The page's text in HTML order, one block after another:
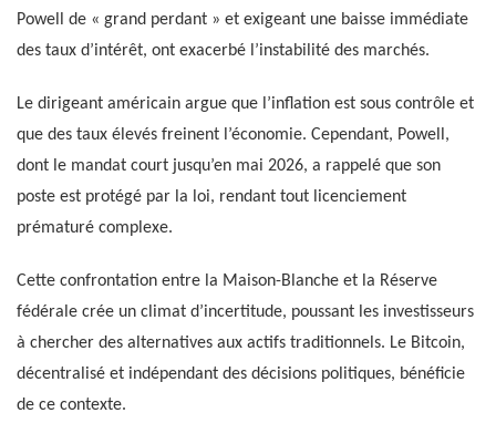
Powell de « grand perdant » et exigeant une baisse immédiate
des taux d’intérêt, ont exacerbé l’instabilité des marchés.
Le dirigeant américain argue que l’inflation est sous contrôle et
que des taux élevés freinent l’économie. Cependant, Powell,
dont le mandat court jusqu’en mai 2026, a rappelé que son
poste est protégé par la loi, rendant tout licenciement
prématuré complexe.
Cette confrontation entre la Maison-Blanche et la Réserve
fédérale crée un climat d’incertitude, poussant les investisseurs
à chercher des alternatives aux actifs traditionnels. Le Bitcoin,
décentralisé et indépendant des décisions politiques, bénéficie
de ce contexte.